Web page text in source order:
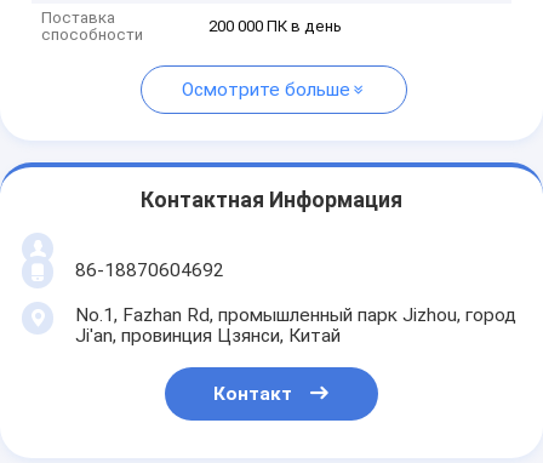
Поставка
способности
200 000 ПК в день
Осмотрите больше
Контактная Информация
86-18870604692
No.1, Fazhan Rd, промышленный парк Jizhou, город
Ji'an, провинция Цзянси, Китай
Контакт